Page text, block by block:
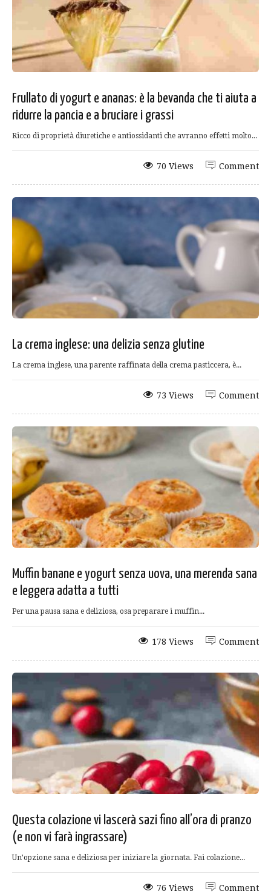
Frullato di yogurt e ananas: è la bevanda che ti aiuta a
ridurre la pancia e a bruciare i grassi
Ricco di proprietà diuretiche e antiossidanti che avranno effetti molto...
Comment
70 Views
La crema inglese: una delizia senza glutine
La crema inglese, una parente raffinata della crema pasticcera, è...
Comment
73 Views
Muffin banane e yogurt senza uova, una merenda sana
e leggera adatta a tutti
Per una pausa sana e deliziosa, osa preparare i muffin...
Comment
178 Views
Questa colazione vi lascerà sazi fino all’ora di pranzo
(e non vi farà ingrassare)
Un’opzione sana e deliziosa per iniziare la giornata. Fai colazione...
Comment
76 Views